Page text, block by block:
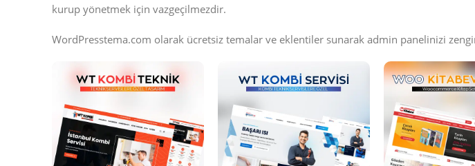
kurup yönetmek için vazgeçilmezdir.
WordPresstema.com olarak ücretsiz temalar ve eklentiler sunarak admin panelinizi